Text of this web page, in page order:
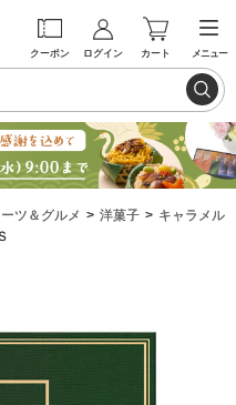
クーポン ログイン カート メニュー
ツ＆グルメ 洋菓子
キャラメル